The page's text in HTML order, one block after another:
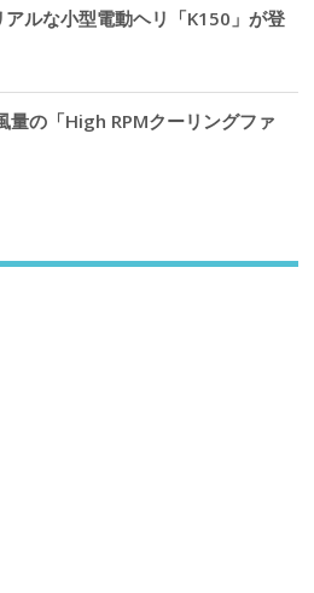
ルな小型電動ヘリ「K150」が登
量の「High RPMクーリングファ